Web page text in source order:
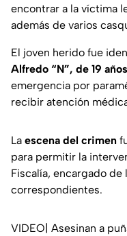
encontrar a la víctima
además de varios
El joven herido fue
Alfredo “N”, de 19 años
emergencia por
recibir atención
La escena del crimen
para permitir la
Fiscalía, encargado de
correspondientes.
VIDEO| Asesinan a